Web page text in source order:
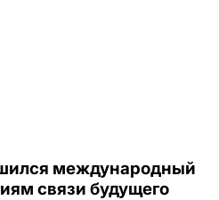
международный
связи будущего